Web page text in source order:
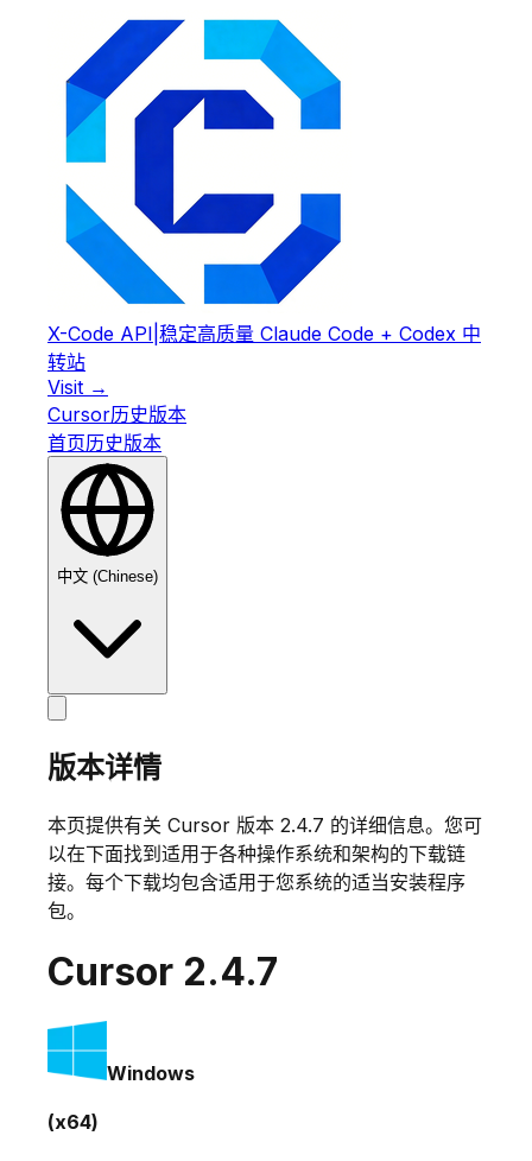
X-Code API 稳定高质量 Claude Code + Codex 中
转站
Visit →
Cursor历史版本
首页历史版本
中文 (Chinese)
版本详情
本页提供有关 Cursor 版本 2.4.7 的详细信息。您可
以在下面找到适用于各种操作系统和架构的下载链
接。每个下载均包含适用于您系统的适当安装程序
包。
Cursor 2.4.7
Windows
(x64)